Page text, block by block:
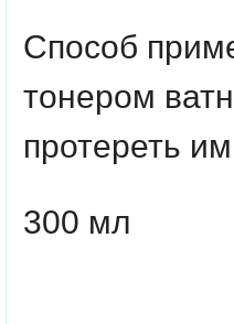
Способ
тонером
протереть
300 мл